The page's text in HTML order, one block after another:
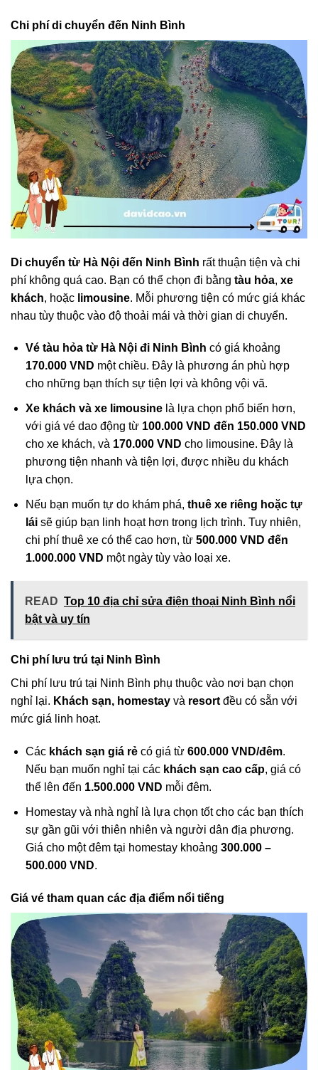
Chi phí di chuyển đến Ninh Bình
Di chuyển từ Hà Nội đến Ninh Bình rất thuận tiện và chi
phí không quá cao. Bạn có thể chọn đi bằng tàu hỏa, xe
khách, hoặc limousine. Mỗi phương tiện có mức giá khác
nhau tùy thuộc vào độ thoải mái và thời gian di chuyển.
Vé tàu hỏa từ Hà Nội đi Ninh Bình có giá khoảng
170.000 VND một chiều. Đây là phương án phù hợp
cho những bạn thích sự tiện lợi và không vội vã.
Xe khách và xe limousinelà lựa chọn phổ biến hơn,
với giá vé dao động từ 100.000 VND đến 150.000 VND
cho xe khách, và 170.000 VND cho limousine. Đây là
phương tiện nhanh và tiện lợi, được nhiều du khách
lựa chọn.
Nếu bạn muốn tự do khám phá, thuê xe riêng hoặc tự
láisẽ giúp bạn linh hoạt hơn trong lịch trình. Tuy nhiên,
chi phí thuê xe có thể cao hơn, từ 500.000 VND đến
1.000.000 VND một ngày tùy vào loại xe.
READ Top 10 địa chỉ sửa điện thoại Ninh Bình nổi
bật và uy tín
Chi phí lưu trú tại Ninh Bình
Chi phí lưu trú tại Ninh Bình phụ thuộc vào nơi bạn chọn
nghỉ lại. Khách sạn, homestay và resort đều có sẵn với
mức giá linh hoạt.
Các khách sạn giá rẻcó giá từ 600.000 VND/đêm.
Nếu bạn muốn nghỉ tại các khách sạn cao cấp, giá có
thể lên đến 1.500.000 VND mỗi đêm.
Homestay và nhà nghỉ là lựa chọn tốt cho các bạn thích
sự gần gũi với thiên nhiên và người dân địa phương.
Giá cho một đêm tại homestay khoảng 300.000 –
500.000 VND.
Giá vé tham quan các địa điểm nổi tiếng